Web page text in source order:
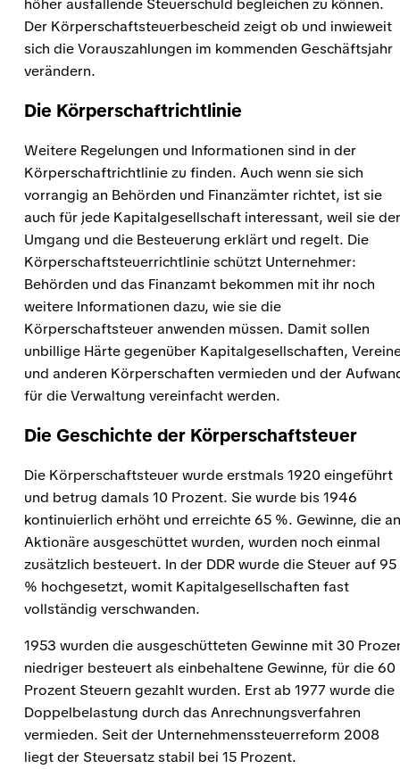
höher ausfallende Steuerschuld begleichen zu können.
Der Körperschaftsteuerbescheid zeigt ob und inwieweit
sich die Vorauszahlungen im kommenden Geschäftsjahr
verändern.
Die Körperschaftrichtlinie
Weitere Regelungen und Informationen sind in der
Körperschaftrichtlinie zu finden. Auch wenn sie sich
vorrangig an Behörden und Finanzämter richtet, ist sie
auch für jede Kapitalgesellschaft interessant, weil sie
Umgang und die Besteuerung erklärt und regelt. Die
Körperschaftsteuerrichtlinie schützt Unternehmer:
Behörden und das Finanzamt bekommen mit ihr noch
weitere Informationen dazu, wie sie die
Körperschaftsteuer anwenden müssen. Damit sollen
unbillige Härte gegenüber Kapitalgesellschaften,
und anderen Körperschaften vermieden und der
für die Verwaltung vereinfacht werden.
Die Geschichte der Körperschaftsteuer
Die Körperschaftsteuer wurde erstmals 1920 eingeführt
und betrug damals 10 Prozent. Sie wurde bis 1946
kontinuierlich erhöht und erreichte 65 %. Gewinne, die an
Aktionäre ausgeschüttet wurden, wurden noch einmal
zusätzlich besteuert. In der DDR wurde die Steuer auf 95
% hochgesetzt, womit Kapitalgesellschaften fast
vollständig verschwanden.
1953 wurden die ausgeschütteten Gewinne mit 30
niedriger besteuert als einbehaltene Gewinne, für die 60
Prozent Steuern gezahlt wurden. Erst ab 1977 wurde die
Doppelbelastung durch das Anrechnungsverfahren
vermieden. Seit der Unternehmenssteuerreform 2008
liegt der Steuersatz stabil bei 15 Prozent.